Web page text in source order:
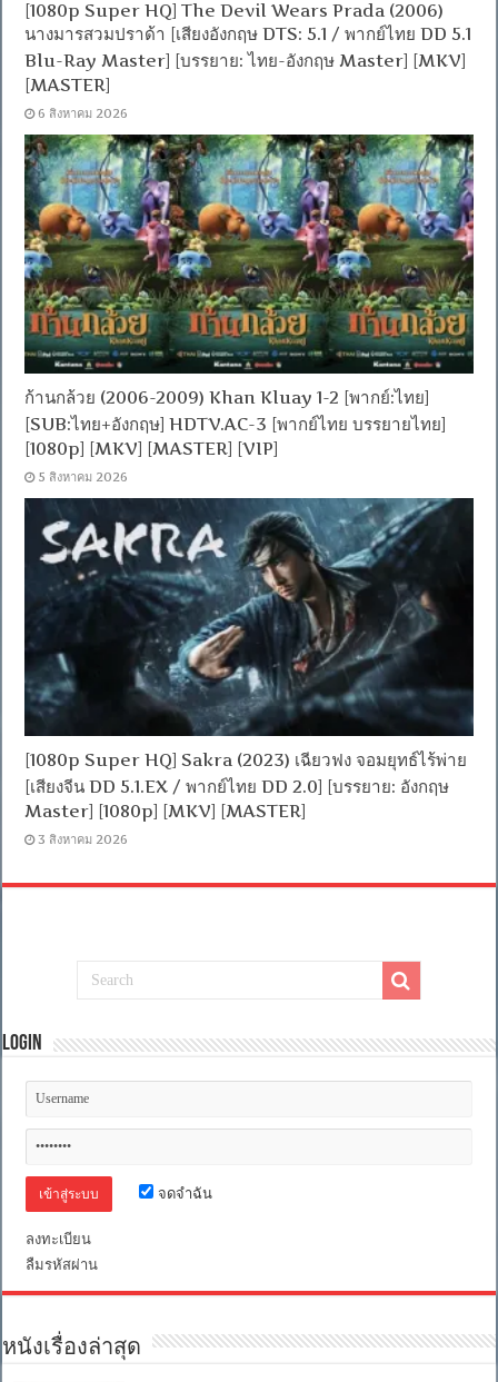
[1080p Super HQ] The Devil Wears Prada (2006)
นางมารสวมปราด้า [เสียงอังกฤษ DTS: 5.1 / พากย์ไทย DD 5.1
Blu-Ray Master] [บรรยาย: ไทย-อังกฤษ Master] [MKV]
[MASTER]
6 สิงหาคม 2026
ก้านกล้วย (2006-2009) Khan Kluay 1-2 [พากย์:ไทย]
[SUB:ไทย+อังกฤษ] HDTV.AC-3 [พากย์ไทย บรรยายไทย]
[1080p] [MKV] [MASTER] [VIP]
5 สิงหาคม 2026
[1080p Super HQ] Sakra (2023) เฉียวฟง จอมยุทธ์ไร้พ่าย
[เสียงจีน DD 5.1.EX / พากย์ไทย DD 2.0] [บรรยาย: อังกฤษ
Master] [1080p] [MKV] [MASTER]
3 สิงหาคม 2026
Login
จดจำฉัน
ลงทะเบียน
ลืมรหัสผ่าน
หนังเรื่องล่าสุด